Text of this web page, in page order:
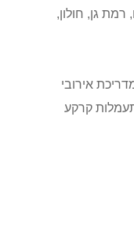
גן, חולון,
אירובי
קרקע